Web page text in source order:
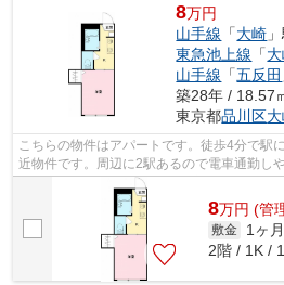
8万円
山手線 「大崎
東急池上線 「
山手線 「五反田
築28年 / 18.57
東京都品川区
こちらの物件はアパートです。徒歩4分で駅
近物件です。周辺に2駅あるので電車通勤し
す。当社スタッフが地域の賃貸情報をご提...
8万円 (管
敷金 1ヶ月
2階 / 1K /